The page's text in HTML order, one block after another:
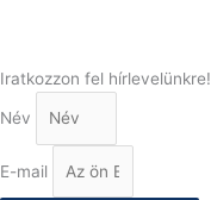
Iratkozzon fel hírlevelünkre!
Név
E-mail